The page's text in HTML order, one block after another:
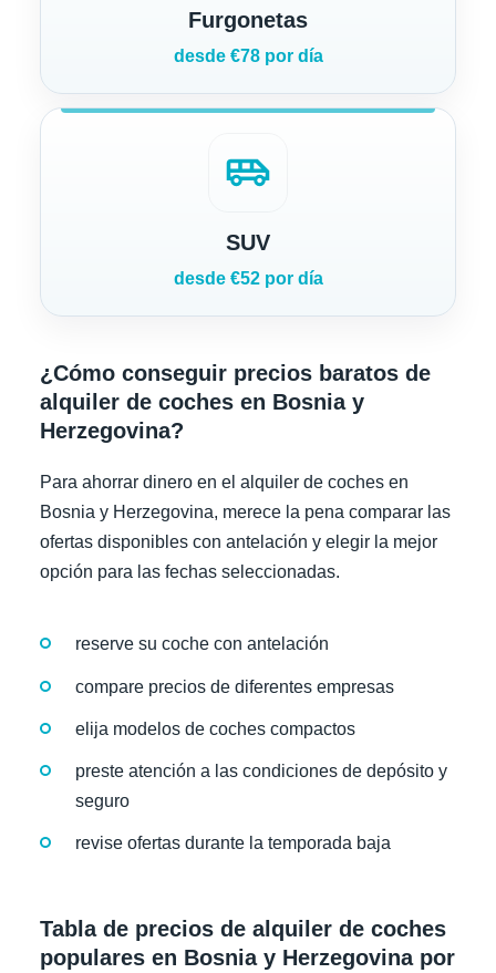
Furgonetas
desde €78 por día
airport_shuttle
SUV
desde €52 por día
¿Cómo conseguir precios baratos de
alquiler de coches en Bosnia y
Herzegovina?
Para ahorrar dinero en el alquiler de coches en
Bosnia y Herzegovina, merece la pena comparar las
ofertas disponibles con antelación y elegir la mejor
opción para las fechas seleccionadas.
reserve su coche con antelación
compare precios de diferentes empresas
elija modelos de coches compactos
preste atención a las condiciones de depósito y
seguro
revise ofertas durante la temporada baja
Tabla de precios de alquiler de coches
populares en Bosnia y Herzegovina por